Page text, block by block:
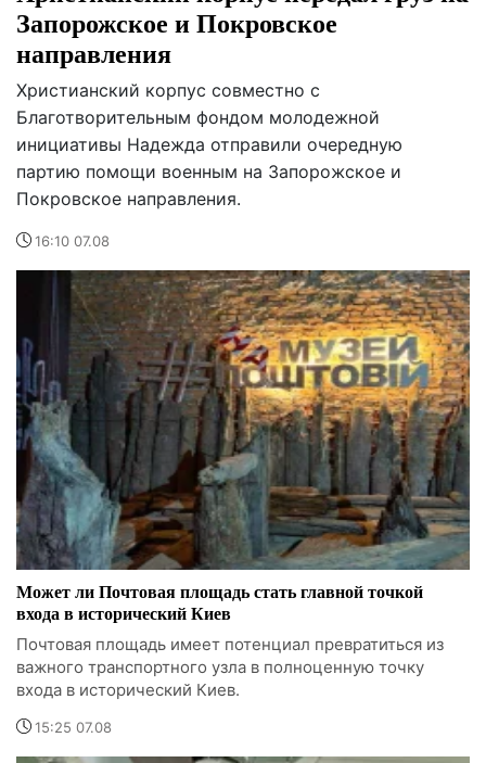
Запорожское и Покровское
направления
Христианский корпус совместно с
Благотворительным фондом молодежной
инициативы Надежда отправили очередную
партию помощи военным на Запорожское и
Покровское направления.
16:10 07.08
Может ли Почтовая площадь стать главной точкой
входа в исторический Киев
Почтовая площадь имеет потенциал превратиться из
важного транспортного узла в полноценную точку
входа в исторический Киев.
15:25 07.08